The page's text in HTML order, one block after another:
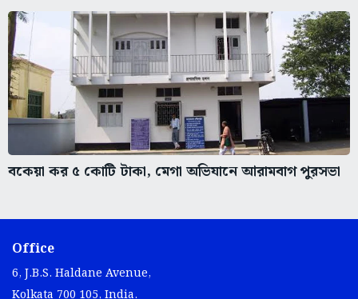
বকেয়া কর ৫ কোটি টাকা, মেগা অভিযানে আরামবাগ পুরসভা
Office
6, J.B.S. Haldane Avenue,
Kolkata 700 105, India.